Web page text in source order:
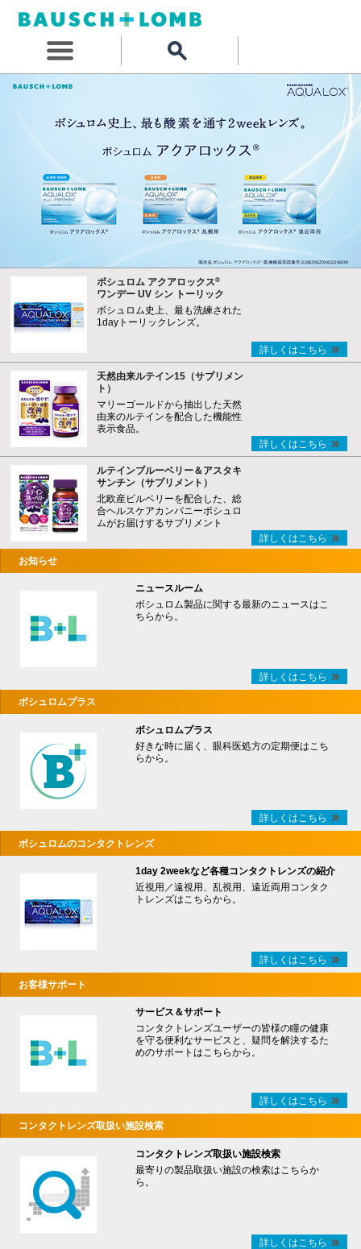
ボシュロム アクアロックス®
ワンデー UV シン トーリック
ボシュロム史上、最も洗練された
1dayトーリックレンズ。
詳しくはこちら
天然由来ルテイン15（サプリメン
ト）
マリーゴールドから抽出した天然
由来のルテインを配合した機能性
表示食品。
詳しくはこちら
ルテインブルーベリー＆アスタキ
サンチン（サプリメント）
北欧産ビルベリーを配合した、総
合ヘルスケアカンパニーボシュロ
ムがお届けするサプリメント
詳しくはこちら
お知らせ
ニュースルーム
ボシュロム製品に関する最新のニュースはこ
ちらから。
詳しくはこちら
ボシュロムプラス
ボシュロムプラス
好きな時に届く、眼科医処方の定期便はこち
らから。
詳しくはこちら
ボシュロムのコンタクトレンズ
1day 2weekなど各種コンタクトレンズの紹介
近視用／遠視用、乱視用、遠近両用コンタク
トレンズはこちらから。
詳しくはこちら
お客様サポート
サービス＆サポート
コンタクトレンズユーザーの皆様の瞳の健康
を守る便利なサービスと、疑問を解決するた
めのサポートはこちらから。
詳しくはこちら
コンタクトレンズ取扱い施設検索
コンタクトレンズ取扱い施設検索
最寄りの製品取扱い施設の検索はこちらか
ら。
詳しくはこちら